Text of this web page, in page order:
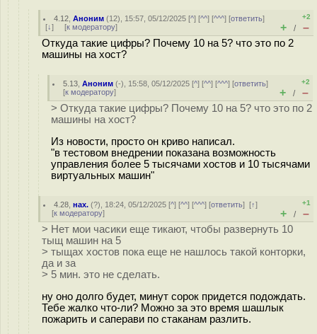
4.12 ,Аноним (12), 15:57, 05/12/2025 [^] [^^] [^^^] [ответить]
[↓] [к модератору]
+2
+ / –
Откуда такие цифры? Почему 10 на 5? что это по 2
машины на хост?
5.13 ,Аноним (-), 15:58, 05/12/2025 [^] [^^] [^^^] [ответить]
[к модератору]
+2
+ / –
> Откуда такие цифры? Почему 10 на 5? что это по 2
машины на хост?
Из новости, просто он криво написал.
"в тестовом внедрении показана возможность
управления более 5 тысячами хостов и 10 тысячами
виртуальных машин"
4.28 ,нах. (?), 18:24, 05/12/2025 [^] [^^] [^^^] [ответить][↑]
[к модератору]
+1
+ / –
> Нет мои часики еще тикают, чтобы развернуть 10
тыщ машин на 5
> тыщах хостов пока еще не нашлось такой конторки,
да и за
> 5 мин. это не сделать.
ну оно долго будет, минут сорок придется подождать.
Тебе жалко что-ли? Можно за это время шашлык
пожарить и саперави по стаканам разлить.